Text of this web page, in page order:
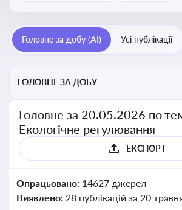
Головне за добу (AI) Усі публікації
ГОЛОВНЕ ЗА ДОБУ
Головне за 20.05.2026 по
Екологічне регулювання
ЕКСПОРТ
Опрацьовано: 14627 джерел
Виявлено: 28 публікацій за 20